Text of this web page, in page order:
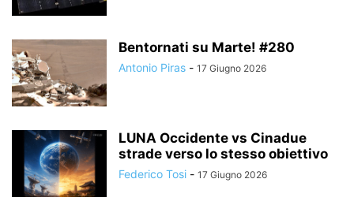
Bentornati su Marte! #280
Antonio Piras - 17 Giugno 2026
LUNA Occidente vs Cinadue
strade verso lo stesso obiettivo
Federico Tosi - 17 Giugno 2026